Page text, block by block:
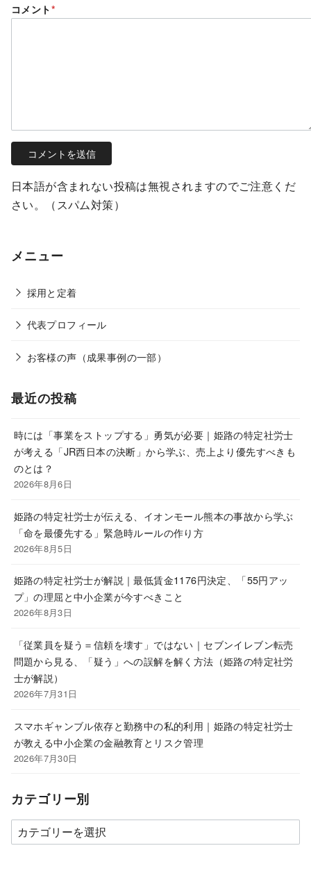
コメント*
日本語が含まれない投稿は無視されますのでご注意くだ
さい。（スパム対策）
メニュー
採用と定着
代表プロフィール
お客様の声（成果事例の一部）
最近の投稿
時には「事業をストップする」勇気が必要｜姫路の特定社労士
が考える「JR西日本の決断」から学ぶ、売上より優先すべきも
のとは？
2026年8月6日
姫路の特定社労士が伝える、イオンモール熊本の事故から学ぶ
「命を最優先する」緊急時ルールの作り方
2026年8月5日
姫路の特定社労士が解説｜最低賃金1176円決定、「55円アッ
プ」の理屈と中小企業が今すべきこと
2026年8月3日
「従業員を疑う＝信頼を壊す」ではない｜セブンイレブン転売
問題から見る、「疑う」への誤解を解く方法（姫路の特定社労
士が解説）
2026年7月31日
スマホギャンブル依存と勤務中の私的利用｜姫路の特定社労士
が教える中小企業の金融教育とリスク管理
2026年7月30日
カテゴリー別
カ
テ